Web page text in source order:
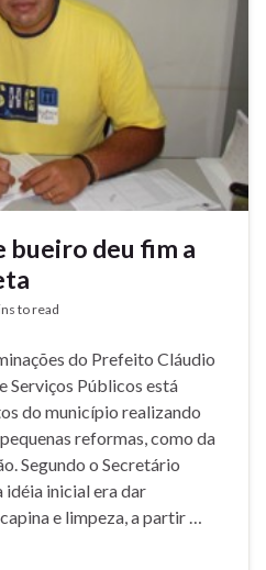
bueiro deu fim a
to read
do Prefeito Cláudio
Serviços Públicos está
do município realizando
reformas, como da
Segundo o Secretário
idéia inicial era dar
e limpeza, a partir …